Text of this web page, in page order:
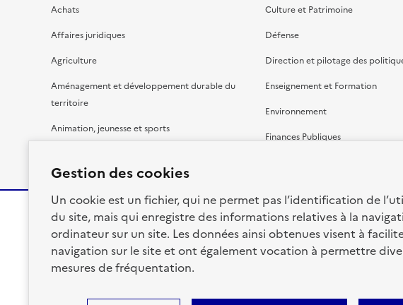
Gestion des cookies
Un cookie est un fichier, qui ne permet pas l’identification de
du site, mais qui enregistre des informations relatives à la
ordinateur sur un site. Les données ainsi obtenues visent à
navigation sur le site et ont également vocation à permettre
mesures de fréquentation.
Achats
Affaires juridiques
Agriculture
Aménagement et développement durable du
territoire
Animation, jeunesse et sports
Culture et Patrimoine
Défense
Direction et pilotage des
Enseignement et Formation
Environnement
Finances Publiques
RÉPUBLIQUE
FRANÇAISE